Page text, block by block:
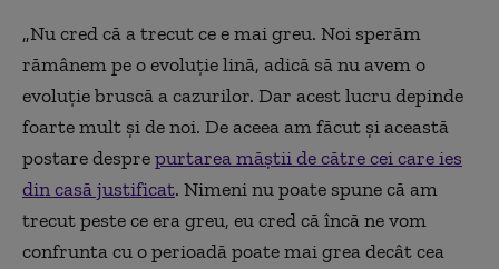
„Nu cred că a trecut ce e mai greu. Noi sperăm
rămânem pe o evoluție lină, adică să nu avem o
evoluţie bruscă a cazurilor. Dar acest lucru depinde
foarte mult și de noi. De aceea am făcut și această
postare desprepurtarea măștii de către cei care ies
din casă justificat. Nimeni nu poate spune că am
trecut peste ce era greu, eu cred că încă ne vom
confrunta cu o perioadă poate mai grea decât cea